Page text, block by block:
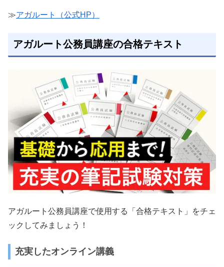
≫アガルート（公式HP）
アガルート公務員講座の合格テキスト
アガルート公務員講座で使用する「合格テキスト」をチェ
ックしてみましょう！
充実したオンライン講義